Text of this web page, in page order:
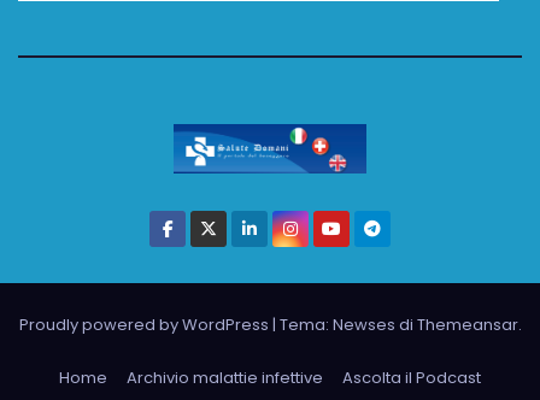
Proudly powered by WordPress | Tema: Newses di Themeansar.
Home Archivio malattie infettive
Ascolta il Podcast